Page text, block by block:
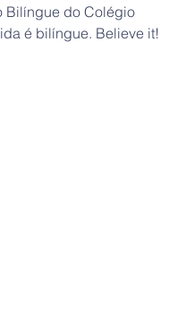
Bilíngue do Colégio
é bilíngue. Believe it!